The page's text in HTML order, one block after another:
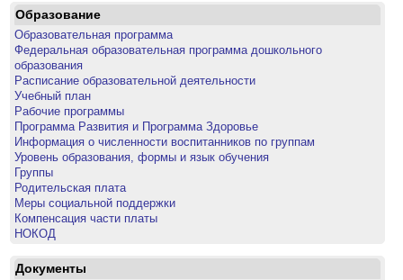
Образование
Образовательная программа
Федеральная образовательная программа дошкольного
образования
Расписание образовательной деятельности
Учебный план
Рабочие программы
Программа Развития и Программа Здоровье
Информация о численности воспитанников по группам
Уровень образования, формы и язык обучения
Группы
Родительская плата
Меры социальной поддержки
Компенсация части платы
НОКОД
Документы